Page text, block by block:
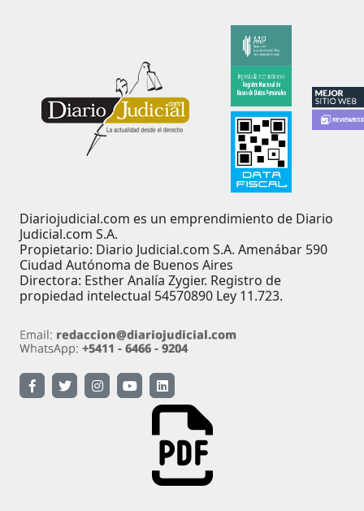
Diariojudicial.com es un emprendimiento de Diario
Judicial.com S.A.
Propietario: Diario Judicial.com S.A. Amenábar 590
Ciudad Autónoma de Buenos Aires
Directora: Esther Analía Zygier. Registro de
propiedad intelectual 54570890 Ley 11.723.